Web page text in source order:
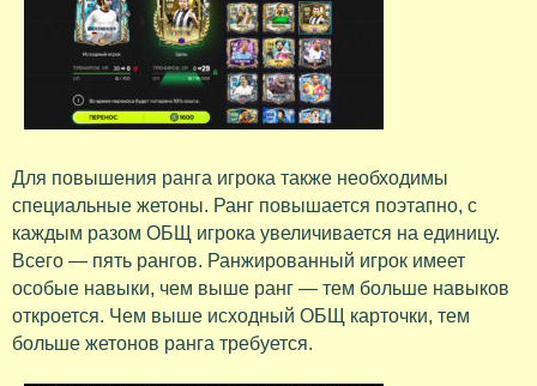
Для повышения ранга игрока также необходимы
специальные жетоны. Ранг повышается поэтапно, с
каждым разом ОБЩ игрока увеличивается на единицу.
Всего — пять рангов. Ранжированный игрок имеет
особые навыки, чем выше ранг — тем больше навыков
откроется. Чем выше исходный ОБЩ карточки, тем
больше жетонов ранга требуется.